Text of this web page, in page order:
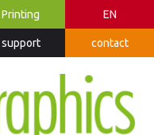
Printing EN
support contact